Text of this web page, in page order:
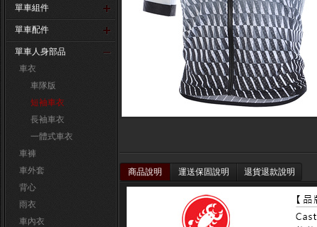
單車組件
單車配件
單車人身部品
車衣
車隊版
短袖車衣
長袖車衣
一體式車衣
車褲
車外套
背心
雨衣
車內衣
商品說明 運送保固說明 退貨退款說明